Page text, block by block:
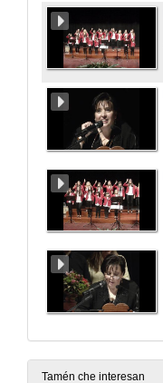
Tamén che interesan